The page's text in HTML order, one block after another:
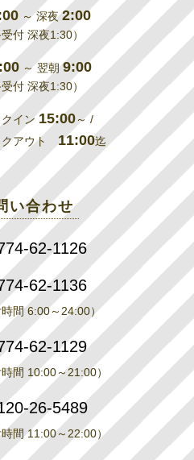
～ 深夜2:00
受付 深夜1:30）
～ 翌朝9:00
受付 深夜1:30）
イン 15:00～ /
クアウト 11:00迄
い合わせ
62-1126
62-1136
間 6:00～24:00）
62-1129
時間 10:00～21:00）
26-5489
時間 11:00～22:00）